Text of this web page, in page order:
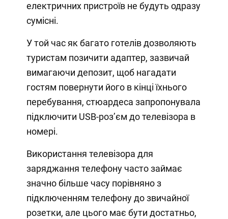
електричних пристроїв не будуть одразу
сумісні.
У той час як багато готелів дозволяють
туристам позичити адаптер, зазвичай
вимагаючи депозит, щоб нагадати
гостям повернути його в кінці їхнього
перебування, стюардеса запропонувала
підключити USB-роз’єм до телевізора в
номері.
Використання телевізора для
заряджання телефону часто займає
значно більше часу порівняно з
підключенням телефону до звичайної
розетки, але цього має бути достатньо,